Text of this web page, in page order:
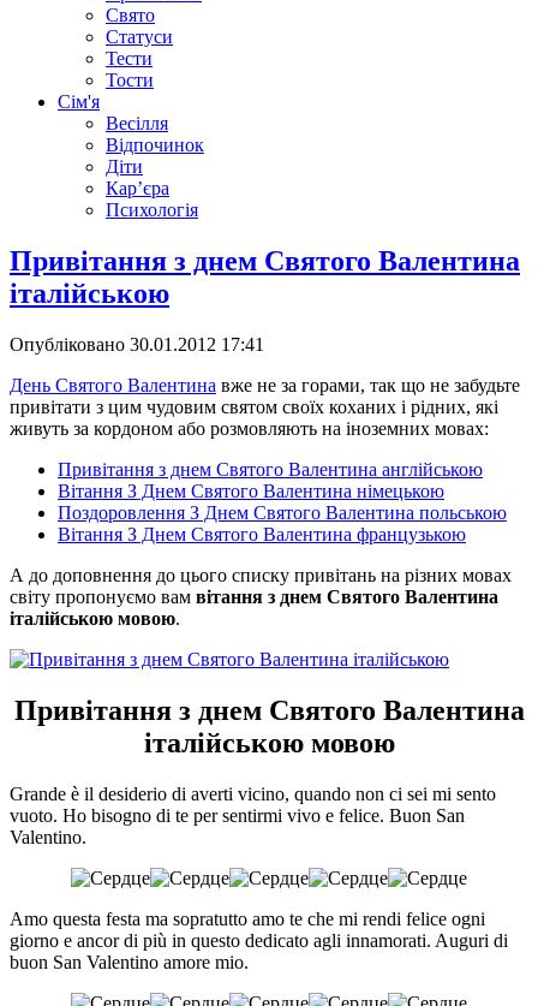
Свято
Статуси
Тести
Тости
Сім'я
Весілля
Відпочинок
Діти
Кар’єра
Психологія
Привітання з днем Святого Валентина
італійською
Опубліковано 30.01.2012 17:41
День Святого Валентина вже не за горами, так що не забудьте
привітати з цим чудовим святом своїх коханих і рідних, які
живуть за кордоном або розмовляють на іноземних мовах:
Привітання з днем Святого Валентина англійською
Вітання З Днем Святого Валентина німецькою
Поздоровлення З Днем Святого Валентина польською
Вітання З Днем Святого Валентина французькою
А до доповнення до цього списку привітань на різних мовах
світу пропонуємо вам вітання з днем Святого Валентина
італійською мовою.
Привітання з днем Святого Валентина
італійською мовою
Grande è il desiderio di averti vicino, quando non ci sei mi sento
vuoto. Ho bisogno di te per sentirmi vivo e felice. Buon San
Valentino.
Amo questa festa ma sopratutto amo te che mi rendi felice ogni
giorno e ancor di più in questo dedicato agli innamorati. Auguri di
buon San Valentino amore mio.